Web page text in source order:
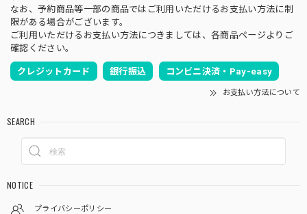
なお、予約商品等一部の商品ではご利用いただけるお支払い方法に制
限がある場合がございます。
ご利用いただけるお支払い方法につきましては、各商品ページよりご
確認ください。
クレジットカード 銀行振込 コンビニ決済・Pay-easy
お支払い方法について
SEARCH
NOTICE
プライバシーポリシー